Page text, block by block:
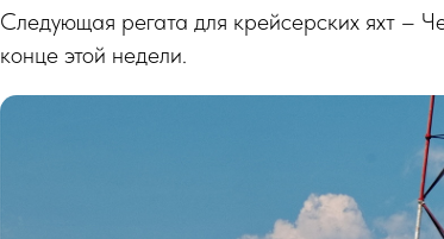
Следующая регата для крейсерских яхт –
конце этой недели.